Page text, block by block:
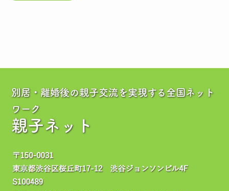
別居・離婚後の親子交流を実現する全国ネット
ワーク
親子ネット